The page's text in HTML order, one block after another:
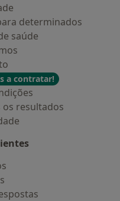
determinados
saúde
a contratar!
os resultados